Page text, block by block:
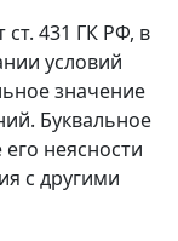
ст. 431 ГК РФ, в
условий
значение
Буквальное
неясности
с другими